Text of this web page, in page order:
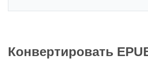
Конвертировать